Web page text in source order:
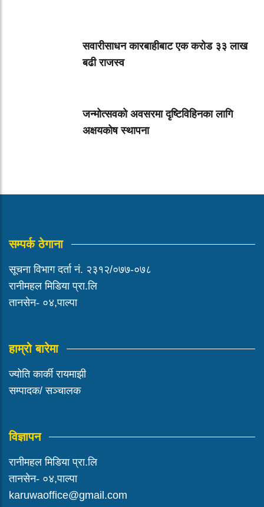
सवारीसाधन कारबाहीबाट एक करोड ३३ लाख
बढी राजस्व
जन्मोत्सवको अवसरमा दृष्टिविहिनका लागि
अक्षयकोष स्थापना
सम्पर्क ठेगाना
सूचना विभाग दर्ता नं. २३१२/०७७-०७८
रानीमहल मिडिया प्रा.लि
तानसेन- ०४,पाल्पा
हाम्रो बारेमा
ज्योति कार्की रायमाझी
सम्पादक/ सञ्चालक
विज्ञापन
रानीमहल मिडिया प्रा.लि
तानसेन- ०४,पाल्पा
karuwaoffice@gmail.com